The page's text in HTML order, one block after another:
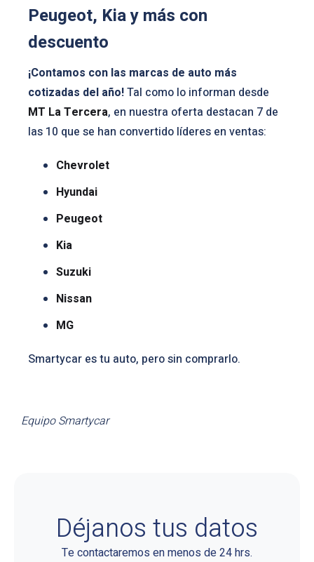
Peugeot, Kia y más con
descuento
¡Contamos con las marcas de auto más
cotizadas del año!Tal como lo informan desde
MT La Tercera, en nuestra oferta destacan 7 de
las 10 que se han convertido líderes en ventas:
Chevrolet
Hyundai
Peugeot
Kia
Suzuki
Nissan
MG
Smartycar es tu auto, pero sin comprarlo.
Equipo Smartycar
Déjanos tus datos
Te contactaremos en menos de 24 hrs.